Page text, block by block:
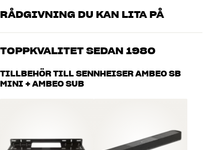
RÅDGIVNING DU KAN LITA PÅ
Våra medarbetare är riktiga entusiaster som kan produkterna och
vad du drömmer om, så hjälper vi dig att hitta den lösning som
TOPPKVALITET SEDAN 1980
Alla HiFi Klubbens produkter för musik, hemmabio och TV är
noggrant utvalda och byggda för att hålla i många år. Bra för både
plånboken och miljön.
TILLBEHÖR TILL SENNHEISER AMBEO SB
MINI + AMBEO SUB